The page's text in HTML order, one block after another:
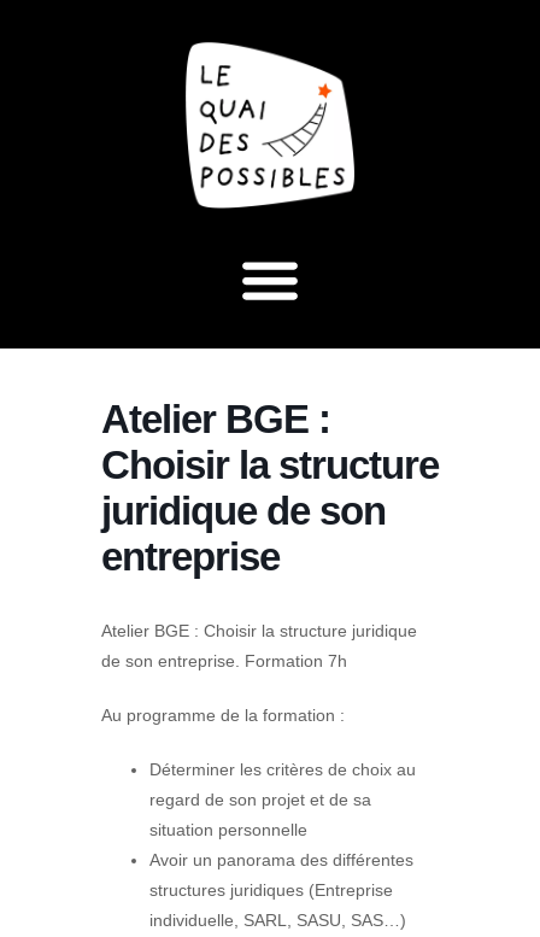
Atelier BGE :
Choisir la structure
juridique de son
entreprise
Atelier BGE : Choisir la structure juridique
de son entreprise. Formation 7h
Au programme de la formation :
Déterminer les critères de choix au
regard de son projet et de sa
situation personnelle
Avoir un panorama des différentes
structures juridiques (Entreprise
individuelle, SARL, SASU, SAS…)